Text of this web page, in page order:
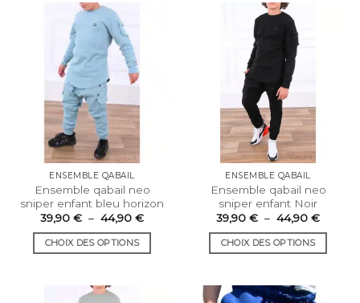
plusieurs
variations.
Les
options
peuvent
être
choisies
sur
la
page
du
produit
a
plusieurs
variations.
Les
options
peuvent
être
choisies
sur
la
page
du
produit
ENSEMBLE QABAIL
Ensemble qabail neo
sniper enfant bleu horizon
39,90 € – 44,90 €Plage
prix :
CHOIX DES OPTIONS
a
ENSEMBLE QABAIL
Ensemble qabail neo
sniper enfant Noir
39,90 € – 44,90 €Plage
prix :
CHOIX DES OPTIONS
a